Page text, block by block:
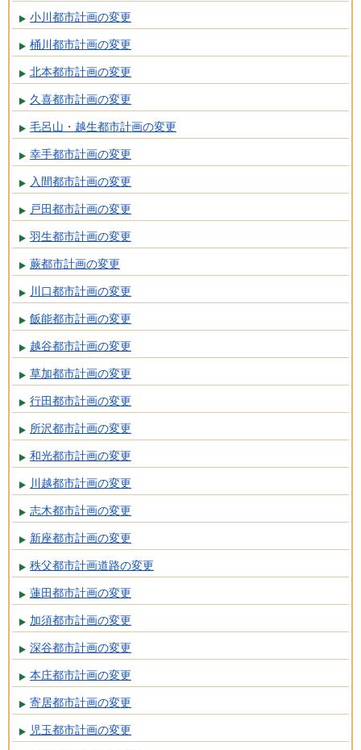
小川都市計画の変更
桶川都市計画の変更
北本都市計画の変更
久喜都市計画の変更
毛呂山・越生都市計画の変更
幸手都市計画の変更
入間都市計画の変更
戸田都市計画の変更
羽生都市計画の変更
蕨都市計画の変更
川口都市計画の変更
飯能都市計画の変更
越谷都市計画の変更
草加都市計画の変更
行田都市計画の変更
所沢都市計画の変更
和光都市計画の変更
川越都市計画の変更
志木都市計画の変更
新座都市計画の変更
秩父都市計画道路の変更
蓮田都市計画の変更
加須都市計画の変更
深谷都市計画の変更
本庄都市計画の変更
寄居都市計画の変更
児玉都市計画の変更